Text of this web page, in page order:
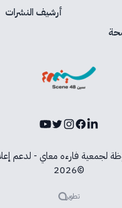
أرشيف النشرات
LinkedIn
Facebook
Instagram
Twitter
Youtube
لجمعية فارءه معاي - لدعم
©2026
تطوير